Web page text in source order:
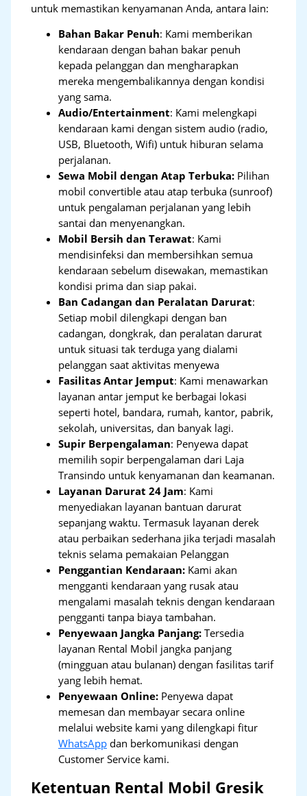
untuk memastikan kenyamanan Anda, antara lain:
Bahan Bakar Penuh: Kami memberikan
kendaraan dengan bahan bakar penuh
kepada pelanggan dan mengharapkan
mereka mengembalikannya dengan kondisi
yang sama.
Audio/Entertainment: Kami melengkapi
kendaraan kami dengan sistem audio (radio,
USB, Bluetooth, Wifi) untuk hiburan selama
perjalanan.
Sewa Mobil dengan Atap Terbuka: Pilihan
mobil convertible atau atap terbuka (sunroof)
untuk pengalaman perjalanan yang lebih
santai dan menyenangkan.
Mobil Bersih dan Terawat: Kami
mendisinfeksi dan membersihkan semua
kendaraan sebelum disewakan, memastikan
kondisi prima dan siap pakai.
Ban Cadangan dan Peralatan Darurat:
Setiap mobil dilengkapi dengan ban
cadangan, dongkrak, dan peralatan darurat
untuk situasi tak terduga yang dialami
pelanggan saat aktivitas menyewa
Fasilitas Antar Jemput: Kami menawarkan
layanan antar jemput ke berbagai lokasi
seperti hotel, bandara, rumah, kantor, pabrik,
sekolah, universitas, dan banyak lagi.
Supir Berpengalaman: Penyewa dapat
memilih sopir berpengalaman dari Laja
Transindo untuk kenyamanan dan keamanan.
Layanan Darurat 24 Jam: Kami
menyediakan layanan bantuan darurat
sepanjang waktu. Termasuk layanan derek
atau perbaikan sederhana jika terjadi masalah
teknis selama pemakaian Pelanggan
Penggantian Kendaraan: Kami akan
mengganti kendaraan yang rusak atau
mengalami masalah teknis dengan kendaraan
pengganti tanpa biaya tambahan.
Penyewaan Jangka Panjang: Tersedia
layanan Rental Mobil jangka panjang
(mingguan atau bulanan) dengan fasilitas tarif
yang lebih hemat.
Penyewaan Online: Penyewa dapat
memesan dan membayar secara online
melalui website kami yang dilengkapi fitur
WhatsApp dan berkomunikasi dengan
Customer Service kami.
Ketentuan Rental Mobil Gresik